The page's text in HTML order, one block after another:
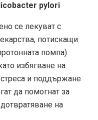
pylori
се лекуват с
потискащи
помпа).
избягване на
и поддържане
да помогнат за
на